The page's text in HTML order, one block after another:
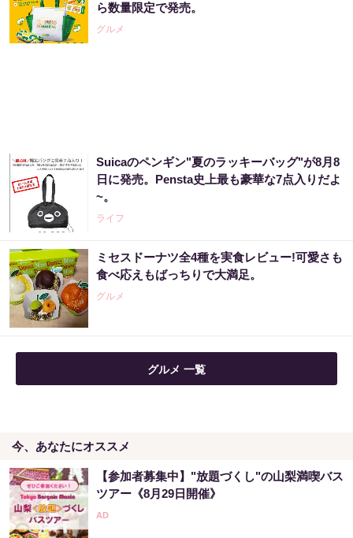
ら数量限定で発売。
グルメ
Suicaのペンギン"夏のラッキーバッグ"が8月8
日に発売。Pensta史上最も豪華な7点入りだよ
~。
ライフ
ミセスドーナツ全4種を実食レビュー!可愛さも
食べ応えもばっちりで大満足。
グルメ
グルメ 一覧
今、あなたにオススメ
【参加者募集中】"放題づくし"の山梨満喫バス
ツアー《8月29日開催》